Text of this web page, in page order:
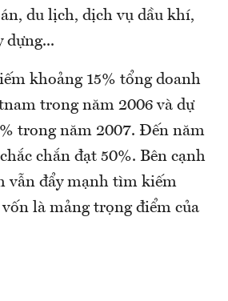
du lịch, dịch vụ dầu khí,
dựng...
khoảng 15% tổng doanh
trong năm 2006 và dự
trong năm 2007. Đến năm
chắn đạt 50%. Bên cạnh
vẫn đẩy mạnh tìm kiếm
là mảng trọng điểm của